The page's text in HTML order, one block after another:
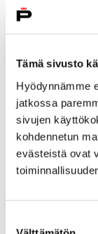
Tämä sivusto
Hyödynnämme
jatkossa
sivujen
kohdennetun
evästeistä ovat